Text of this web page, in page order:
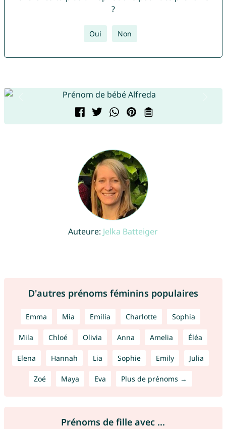
?
Oui Non
Auteure: Jelka Batteiger
D'autres prénoms féminins populaires
Emma Mia Emilia Charlotte Sophia
Mila Chloé Olivia Anna Amelia Éléa
Elena Hannah Lia Sophie Emily Julia
Zoé Maya Eva Plus de prénoms →
Prénoms de fille avec ...